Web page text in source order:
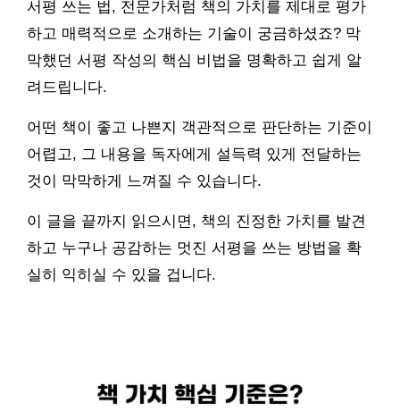
서평 쓰는 법, 전문가처럼 책의 가치를 제대로 평가
하고 매력적으로 소개하는 기술이 궁금하셨죠? 막
막했던 서평 작성의 핵심 비법을 명확하고 쉽게 알
려드립니다.
어떤 책이 좋고 나쁜지 객관적으로 판단하는 기준이
어렵고, 그 내용을 독자에게 설득력 있게 전달하는
것이 막막하게 느껴질 수 있습니다.
이 글을 끝까지 읽으시면, 책의 진정한 가치를 발견
하고 누구나 공감하는 멋진 서평을 쓰는 방법을 확
실히 익히실 수 있을 겁니다.